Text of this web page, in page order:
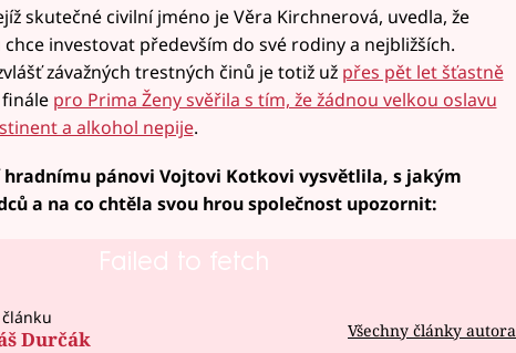
skutečné civilní jméno je Věra Kirchnerová, uvedla, že
investovat především do své rodiny a nejbližších.
závažných trestných činů je totiž už přes pět let šťastně
pro Prima Ženy svěřila s tím, že žádnou velkou oslavu
a alkohol nepije.
pánovi Vojtovi Kotkovi vysvětlila, s jakým
a na co chtěla svou hrou společnost upozornit:
Failed to fetch
Durčák Všechny články autora